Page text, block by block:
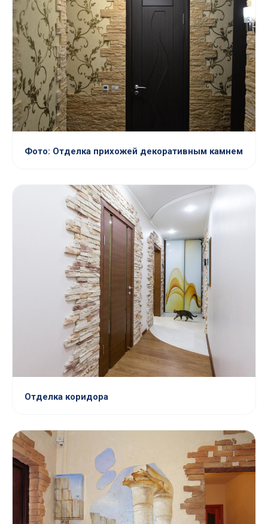
Фото: Отделка прихожей декоративным камнем
Отделка коридора